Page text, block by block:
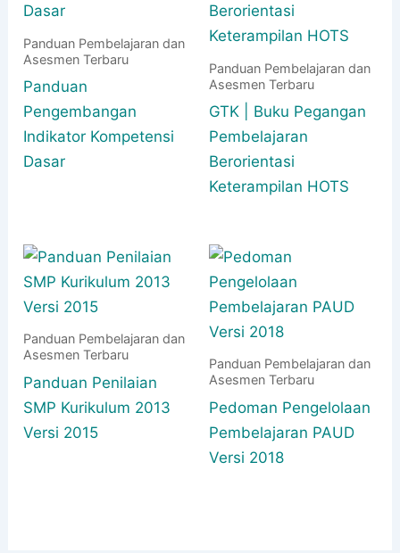
Panduan Pembelajaran dan
Asesmen Terbaru
Panduan
Pengembangan
Indikator Kompetensi
Dasar
Panduan Pembelajaran dan
Asesmen Terbaru
GTK | Buku Pegangan
Pembelajaran
Berorientasi
Keterampilan HOTS
Panduan Pembelajaran dan
Asesmen Terbaru
Panduan Penilaian
SMP Kurikulum 2013
Versi 2015
Panduan Pembelajaran dan
Asesmen Terbaru
Pedoman Pengelolaan
Pembelajaran PAUD
Versi 2018